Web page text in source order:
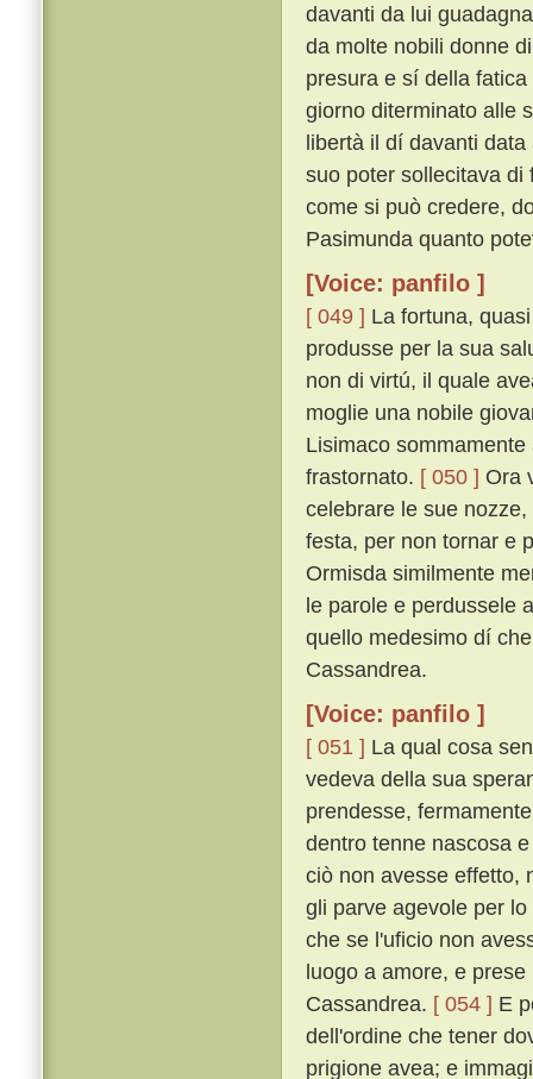
davanti da lui
da molte nobili donne
presura e sí della
giorno diterminato alle
libertà il dí davanti
suo poter sollecitava di
come si può credere,
Pasimunda quanto
[Voice: panfilo ]
[ 049 ] La fortuna,
produsse per la sua
non di virtú, il quale
moglie una nobile
Lisimaco
frastornato. [ 050 ] Ora
celebrare le sue
festa, per non tornar e
Ormisda similmente
le parole e perdussele
quello medesimo dí
Cassandrea.
[Voice: panfilo ]
[ 051 ] La qual cosa
vedeva della sua
prendesse,
dentro tenne nascosa
ciò non avesse effetto,
gli parve agevole per
che se l'uficio non
luogo a amore, e
Cassandrea. [ 054 ] E
dell'ordine che tener
prigione avea; e